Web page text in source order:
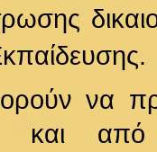
να
και